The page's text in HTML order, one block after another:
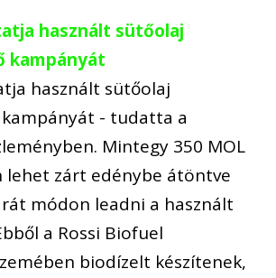
használt sütőolaj
kampányát
használt sütőolaj
- tudatta a
Mintegy 350 MOL
lehet zárt edénybe átöntve
módon leadni a használt
a Rossi Biofuel
biodízelt készítenek,